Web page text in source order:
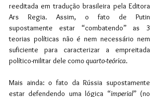
reeditada em tradução brasileira pela Editora
Ars Regia. Assim, o fato de Putin
supostamente estar “combatendo” as 3
teorias políticas não é nem necessário nem
suficiente para caracterizar a empreitada
político-militar dele como quarto-teórica.
Mais ainda: o fato da Rússia supostamente
estar defendendo uma lógica “imperial” (no